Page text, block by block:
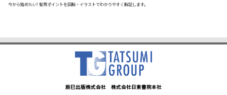
今から始めたい! 髪育ポイントを図解・イラストでわかりやすく解説します。
辰巳出版株式会社 株式会社日東書院本社